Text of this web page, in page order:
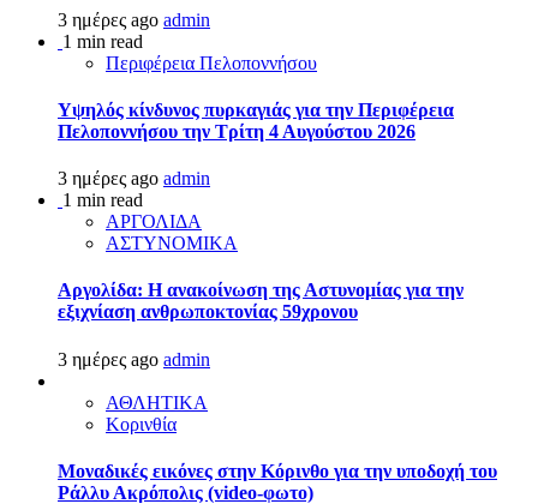
3 ημέρες ago admin
1 min read
Περιφέρεια Πελοποννήσου
Υψηλός κίνδυνος πυρκαγιάς για την Περιφέρεια
Πελοποννήσου την Τρίτη 4 Αυγούστου 2026
3 ημέρες ago admin
1 min read
ΑΡΓΟΛΙΔΑ
ΑΣΤΥΝΟΜΙΚΑ
Αργολίδα: Η ανακοίνωση της Αστυνομίας για την
εξιχνίαση ανθρωποκτονίας 59χρονου
3 ημέρες ago admin
ΑΘΛΗΤΙΚΑ
Κορινθία
Μοναδικές εικόνες στην Κόρινθο για την υποδοχή του
Ράλλυ Ακρόπολις (video-φωτο)